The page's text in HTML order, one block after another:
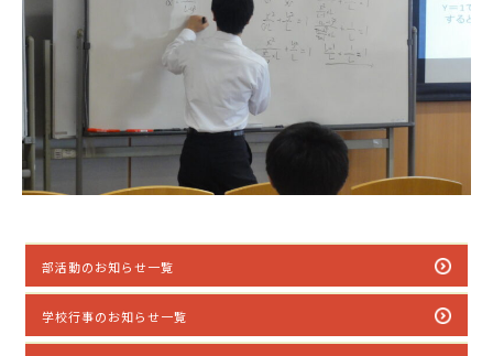
部活動のお知らせ一覧
学校行事のお知らせ一覧